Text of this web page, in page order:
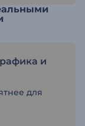
и
для